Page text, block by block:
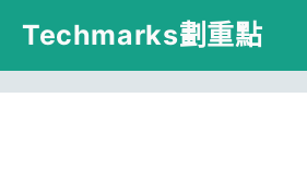
跳
主
Techmarks劃重點